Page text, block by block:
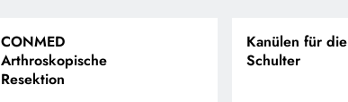
CONMED
Arthroskopische
Resektion
Kanülen für die
Schulter